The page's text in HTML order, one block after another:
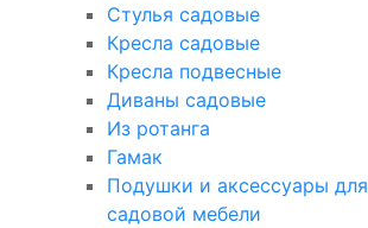
Стулья садовые
Кресла садовые
Кресла подвесные
Диваны садовые
Из ротанга
Гамак
Подушки и аксессуары для
садовой мебели